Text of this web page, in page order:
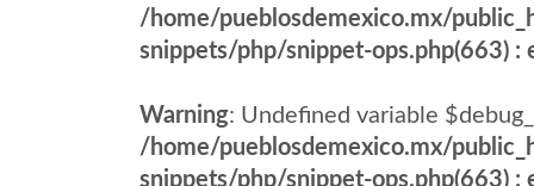
/home/pueblosdemexico.mx/
snippets/php/snippet-ops.php(663) :
Warning: Undefined variable
/home/pueblosdemexico.mx/
snippets/php/snippet-ops.php(663) :